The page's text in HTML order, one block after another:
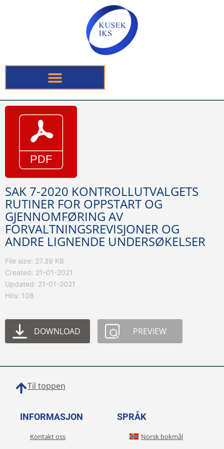
SAK 7-2020 KONTROLLUTVALGETS
RUTINER FOR OPPSTART OG
GJENNOMFØRING AV
FORVALTNINGSREVISJONER OG
ANDRE LIGNENDE UNDERSØKELSER
File size: 27.39 KB
Created: 21-01-2021
Updated: 21-01-2021
Hits: 108
DOWNLOAD PREVIEW
Til toppen
INFORMASJON
Kontakt oss
SPRÅK
Norsk bokmål